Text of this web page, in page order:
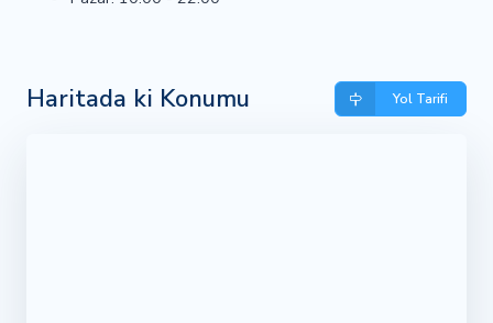
Haritada ki Konumu Yol Tarifi